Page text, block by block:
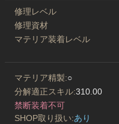
修理レベル
修理資材
マテリア装着レベル
マテリア精製:○
分解適正スキル:310.00
禁断装着不可
SHOP取り扱い:あり